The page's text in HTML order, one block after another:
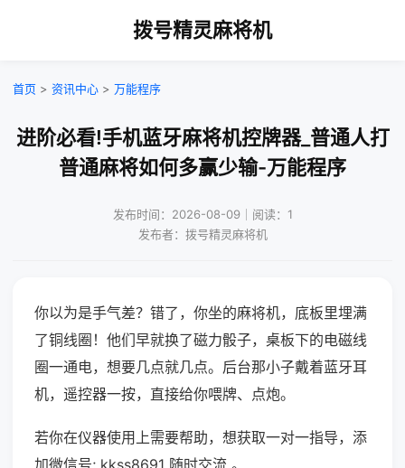
拨号精灵麻将机
首页 > 资讯中心 > 万能程序
进阶必看!手机蓝牙麻将机控牌器_普通人打
普通麻将如何多赢少输-万能程序
发布时间：2026-08-09｜阅读：1
发布者：拨号精灵麻将机
你以为是手气差？错了，你坐的麻将机，底板里埋满
了铜线圈！他们早就换了磁力骰子，桌板下的电磁线
圈一通电，想要几点就几点。后台那小子戴着蓝牙耳
机，遥控器一按，直接给你喂牌、点炮。
若你在仪器使用上需要帮助，想获取一对一指导，添
加微信号; kkss8691 随时交流 。